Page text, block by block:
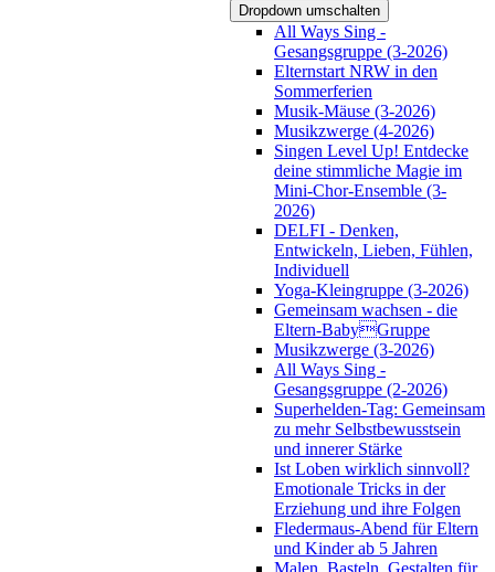
Dropdown umschalten
All Ways Sing -
Gesangsgruppe (3-2026)
Elternstart NRW in den
Sommerferien
Musik-Mäuse (3-2026)
Musikzwerge (4-2026)
Singen Level Up! Entdecke
deine stimmliche Magie im
Mini-Chor-Ensemble (3-
2026)
DELFI - Denken,
Entwickeln, Lieben, Fühlen,
Individuell
Yoga-Kleingruppe (3-2026)
Gemeinsam wachsen - die
Eltern-BabyGruppe
Musikzwerge (3-2026)
All Ways Sing -
Gesangsgruppe (2-2026)
Superhelden-Tag: Gemeinsam
zu mehr Selbstbewusstsein
und innerer Stärke
Ist Loben wirklich sinnvoll?
Emotionale Tricks in der
Erziehung und ihre Folgen
Fledermaus-Abend für Eltern
und Kinder ab 5 Jahren
Malen, Basteln, Gestalten für